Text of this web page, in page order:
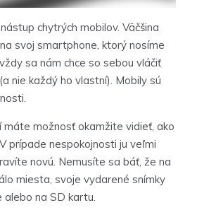
chytrých mobilov. Väčšina
svoj smartphone, ktorý nosíme
sa nám chce so sebou vláčiť
nie každý ho vlastní). Mobily sú
možnosť okamžite vidieť, ako
prípade nespokojnosti ju veľmi
novú. Nemusíte sa báť, že na
miesta, svoje vydarené snímky
na SD kartu.